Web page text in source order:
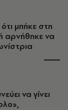
μπήκε στη
αρνήθηκε να
να γίνει